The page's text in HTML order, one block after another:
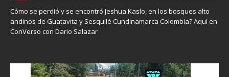
Cómo se perdió y se encontró Jeshua Kaslo, en los bosques alto
andinos de Guatavita y Sesquilé Cundinamarca Colombia? Aquí en
ConVerso con Dario Salazar